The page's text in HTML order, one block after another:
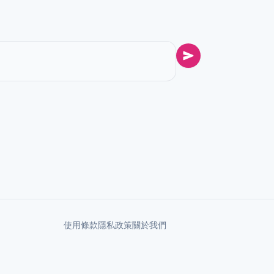
使用條款隱私政策關於我們